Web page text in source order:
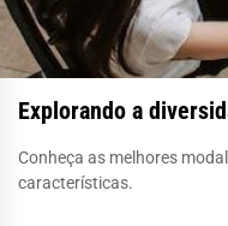
Explorando a
Conheça as melhores
características.